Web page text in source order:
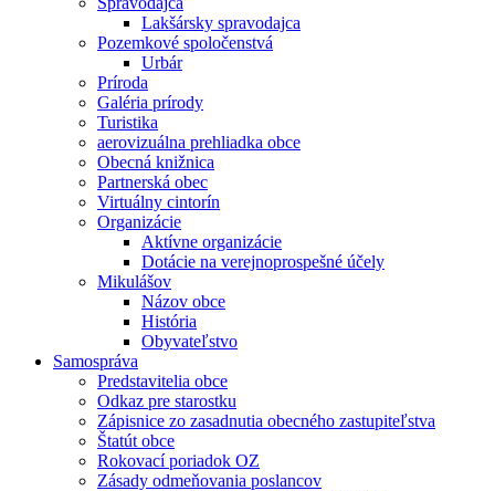
Lakšársky spravodajca
Pozemkové spoločenstvá
Urbár
Príroda
Galéria prírody
Turistika
aerovizuálna prehliadka obce
Obecná knižnica
Partnerská obec
Virtuálny cintorín
Organizácie
Aktívne organizácie
Dotácie na verejnoprospešné účely
Mikulášov
Názov obce
História
Obyvateľstvo
Samospráva
Predstavitelia obce
Odkaz pre starostku
Zápisnice zo zasadnutia obecného zastupiteľstva
Štatút obce
Rokovací poriadok OZ
Zásady odmeňovania poslancov